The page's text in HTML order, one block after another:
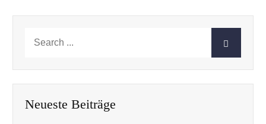
Neueste Beiträge